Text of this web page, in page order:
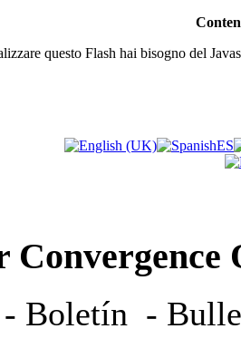
questo Flash hai bisogno del
Convergence
- Boletín -